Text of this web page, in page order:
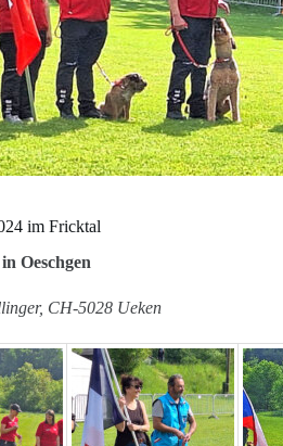
im Fricktal
Oeschgen
CH-5028 Ueken